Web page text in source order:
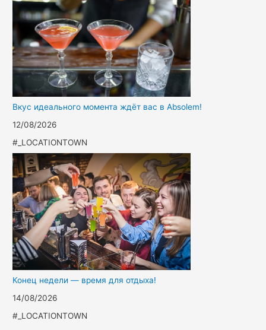
Вкус идеального момента ждёт вас в Absolem!
12/08/2026
#_LOCATIONTOWN
Конец недели — время для отдыха!
14/08/2026
#_LOCATIONTOWN